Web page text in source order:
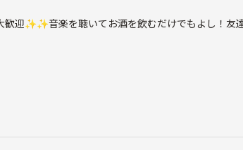
迎✨✨音楽を聴いてお酒を飲むだけでもよし！友